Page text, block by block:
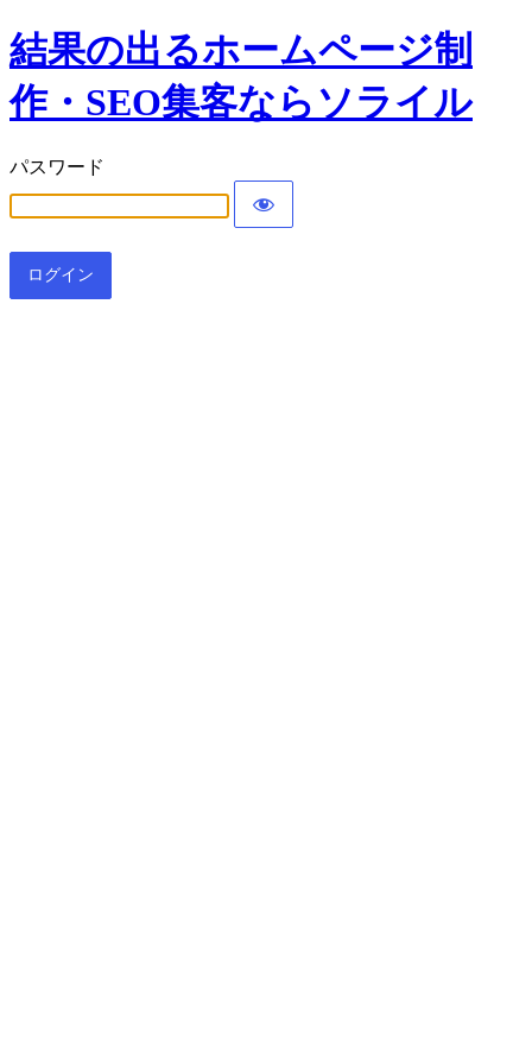
結果の出るホームページ制
作・SEO集客ならソライル
パスワード